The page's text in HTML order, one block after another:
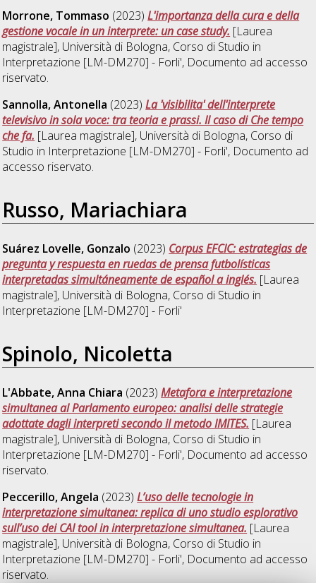
Morrone, Tommaso (2023)L'importanza della cura e della
gestione vocale in un interprete: un case study. [Laurea
magistrale], Università di Bologna, Corso di Studio in
Interpretazione [LM-DM270] - Forli', Documento ad accesso
riservato.
Sannolla, Antonella (2023)La 'visibilita' dell'interprete
televisivo in sola voce: tra teoria e prassi. Il caso di Che tempo
che fa. [Laurea magistrale], Università di Bologna, Corso di
Studio in Interpretazione [LM-DM270] - Forli', Documento ad
accesso riservato.
Russo, Mariachiara
Suárez Lovelle, Gonzalo (2023) Corpus EFCIC: estrategias de
pregunta y respuesta en ruedas de prensa futbolísticas
interpretadas simultáneamente de español a inglés. [Laurea
magistrale], Università di Bologna, Corso di Studio in
Interpretazione [LM-DM270] - Forli'
Spinolo, Nicoletta
L'Abbate, Anna Chiara (2023)Metafora e interpretazione
simultanea al Parlamento europeo: analisi delle strategie
adottate dagli interpreti secondo il metodo IMITES. [Laurea
magistrale], Università di Bologna, Corso di Studio in
Interpretazione [LM-DM270] - Forli', Documento ad accesso
riservato.
Peccerillo, Angela (2023)L’uso delle tecnologie in
interpretazione simultanea: replica di uno studio esplorativo
sull’uso dei CAI tool in interpretazione simultanea. [Laurea
magistrale], Università di Bologna, Corso di Studio in
Interpretazione [LM-DM270] - Forli', Documento ad accesso
riservato.